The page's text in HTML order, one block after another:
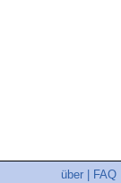
über FAQ